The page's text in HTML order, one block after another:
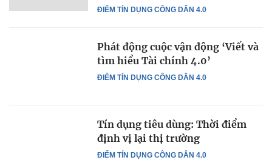
ĐIỂM TÍN DỤNG CÔNG DÂN 4.0
ĐIỂM TÍN DỤNG CÔNG DÂN 4.0
Phát động cuộc vận động ‘Viết và
tìm hiểu Tài chính 4.0’
ĐIỂM TÍN DỤNG CÔNG DÂN 4.0
Tín dụng tiêu dùng: Thời điểm
định vị lại thị trường